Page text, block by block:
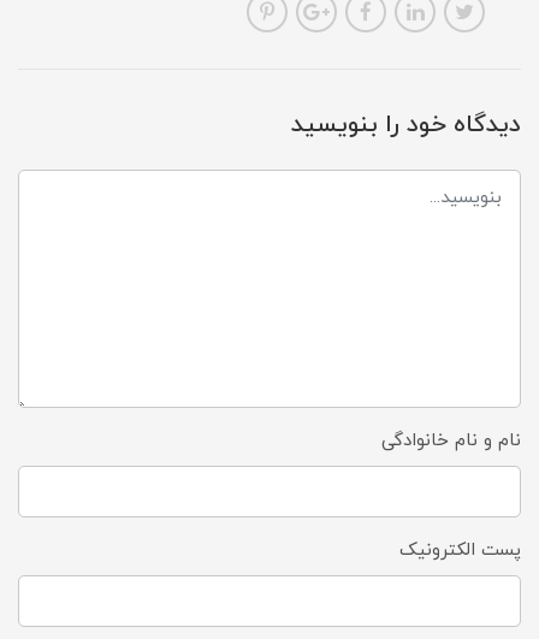
دیدگاه خود را بنویسید
نام و نام خانوادگی
پست الکترونیک